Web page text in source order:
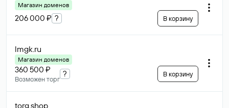
Магазин доменов
206 000 ₽ ? В корзину
lmgk.ru
Магазин доменов
360 500 ₽
Возможен торг
? В корзину
torg.shop